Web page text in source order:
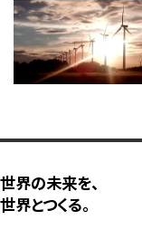
世界の未来を、
世界とつくる。